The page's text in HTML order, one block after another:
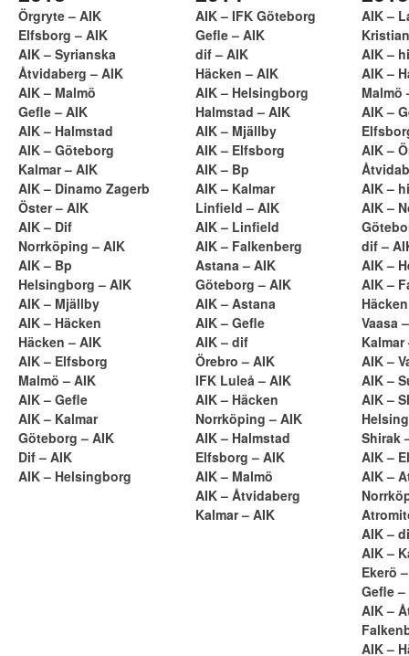
Örgryte – AIK
Elfsborg – AIK
AIK – Syrianska
Åtvidaberg – AIK
AIK – Malmö
Gefle – AIK
AIK – Halmstad
AIK – Göteborg
Kalmar – AIK
AIK – Dinamo Zagerb
Öster – AIK
AIK – Dif
Norrköping – AIK
AIK – Bp
Helsingborg – AIK
AIK – Mjällby
AIK – Häcken
Häcken – AIK
AIK – Elfsborg
Malmö – AIK
AIK – Gefle
AIK – Kalmar
Göteborg – AIK
Dif – AIK
AIK – Helsingborg
AIK – IFK Göteborg
Gefle – AIK
dif – AIK
Häcken – AIK
AIK – Helsingborg
Halmstad – AIK
AIK – Mjällby
AIK – Elfsborg
AIK – Bp
AIK – Kalmar
Linfield – AIK
AIK – Linfield
AIK – Falkenberg
Astana – AIK
Göteborg – AIK
AIK – Astana
AIK – Gefle
AIK – dif
Örebro – AIK
IFK Luleå – AIK
AIK – Häcken
Norrköping – AIK
AIK – Halmstad
Elfsborg – AIK
AIK – Malmö
AIK – Åtvidaberg
Kalmar – AIK
AIK –
AIK –
AIK –
Malmö
AIK –
AIK –
AIK –
AIK –
dif –
AIK –
AIK –
Vaasa
Kalmar
AIK –
AIK –
AIK –
Shirak
AIK –
AIK –
AIK –
AIK –
Ekerö
Gefle –
AIK –
AIK –